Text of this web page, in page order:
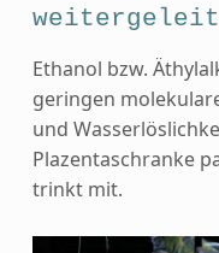
Ethanol bzw.
geringen
und
Plazentaschranke
trinkt mit.